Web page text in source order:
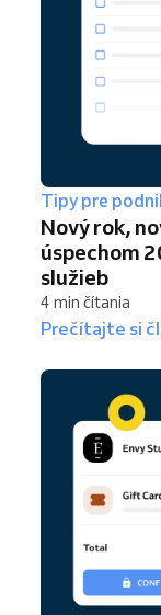
Tipy pre
Nový rok,
úspechom
služieb
4 min čítania
Prečítajte si